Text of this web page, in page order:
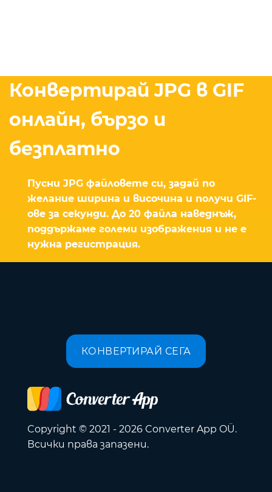
Конвертирай JPG в GIF
онлайн, бързо и
безплатно
Пусни JPG файловете си, задай по
желание ширина и височина и получи GIF-
ове за секунди. До 20 файла наведнъж,
поддържаме големи изображения и не е
нужна регистрация.
КОНВЕРТИРАЙ СЕГА
Copyright © 2021 - 2026 Converter App OÜ.
Всички права запазени.